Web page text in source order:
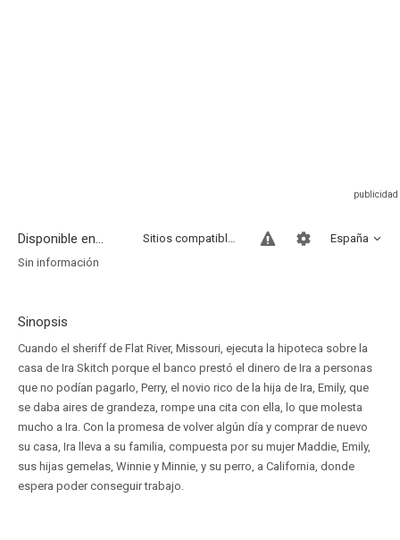
Disponible en... España
Sitios compatibles
Sin información
Sinopsis
Cuando el sheriff de Flat River, Missouri, ejecuta la hipoteca sobre la
casa de Ira Skitch porque el banco prestó el dinero de Ira a personas
que no podían pagarlo, Perry, el novio rico de la hija de Ira, Emily, que
se daba aires de grandeza, rompe una cita con ella, lo que molesta
mucho a Ira. Con la promesa de volver algún día y comprar de nuevo
su casa, Ira lleva a su familia, compuesta por su mujer Maddie, Emily,
sus hijas gemelas, Winnie y Minnie, y su perro, a California, donde
espera poder conseguir trabajo.